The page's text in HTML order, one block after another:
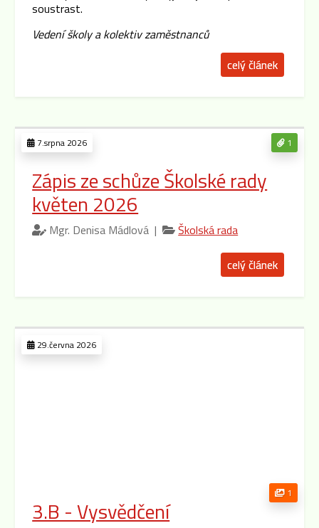
soustrast.
Vedení školy a kolektiv zaměstnanců
celý článek
1
7.srpna 2026
Zápis ze schůze Školské rady
květen 2026
Mgr. Denisa Mádlová | Školská rada
celý článek
29.června 2026
1
3.B - Vysvědčení